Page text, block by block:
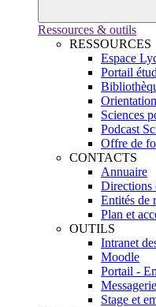
Ressources & outils
RESSOURCES
Espace
Portail
Sciences
Podcast
Offre de
CONTACTS
Annuaire
Directions
Entités de
Plan et
OUTILS
Intranet
Moodle
Portail -
Messagerie
Stage et